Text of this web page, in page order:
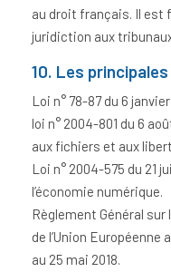
au droit français. Il est fait attribution
juridiction aux
10. Les
Loi n° 78-87 du 6
loi n° 2004-801 du 6 août 2004
aux fichiers et aux
Loi n° 2004-575 du 21
l’économie numérique.
Règlement Général sur
de l’Union Européenne
au 25 mai 2018.